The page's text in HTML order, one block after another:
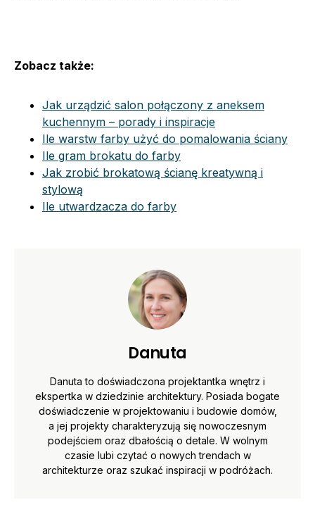
Zobacz także:
Jak urządzić salon połączony z aneksem
kuchennym – porady i inspiracje
Ile warstw farby użyć do pomalowania ściany
Ile gram brokatu do farby
Jak zrobić brokatową ścianę kreatywną i
stylową
Ile utwardzacza do farby
Danuta
Danuta to doświadczona projektantka wnętrz i
ekspertka w dziedzinie architektury. Posiada bogate
doświadczenie w projektowaniu i budowie domów,
a jej projekty charakteryzują się nowoczesnym
podejściem oraz dbałością o detale. W wolnym
czasie lubi czytać o nowych trendach w
architekturze oraz szukać inspiracji w podróżach.